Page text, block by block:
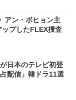
アン・ボヒョン主
プしたFLEX捜査
日本のテレビ初登
配信」韓ドラ11選